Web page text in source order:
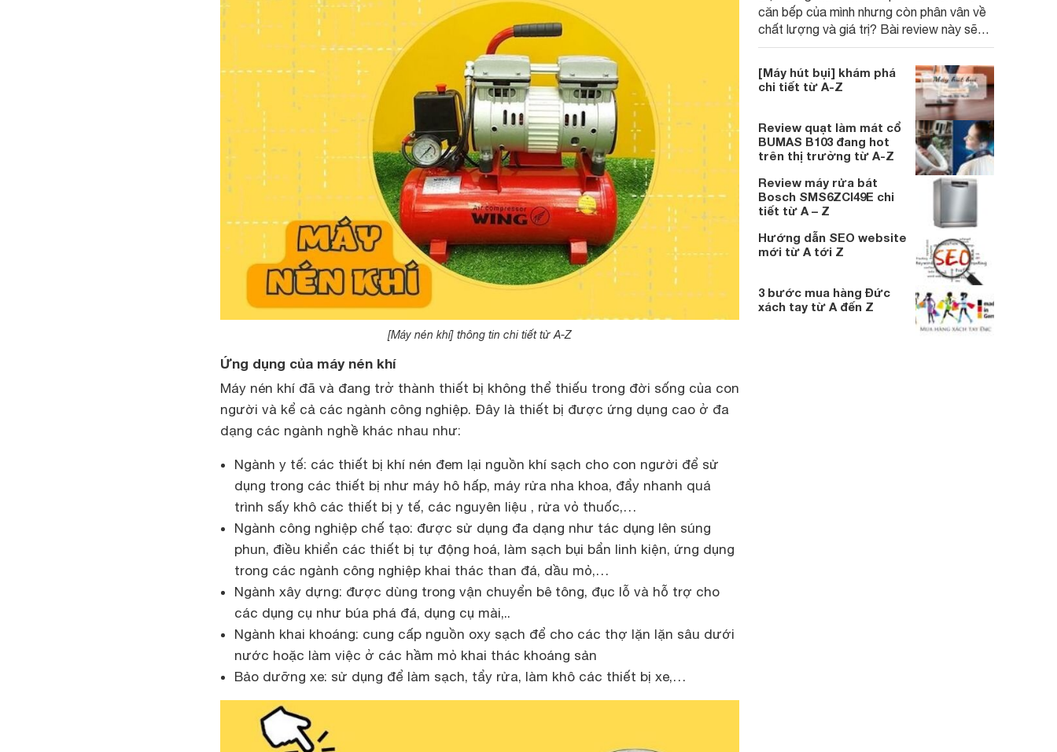
[Máy nén khí] thông tin chi tiết từ A-Z
Ứng dụng của máy nén khí
Máy nén khí đã và đang trở thành thiết bị không thể thiếu trong đời sống của con
người và kể cả các ngành công nghiệp. Đây là thiết bị được ứng dụng cao ở đa
dạng các ngành nghề khác nhau như:
Ngành y tế: các thiết bị khí nén đem lại nguồn khí sạch cho con người để sử
dụng trong các thiết bị như máy hô hấp, máy rửa nha khoa, đẩy nhanh quá
trình sấy khô các thiết bị y tế, các nguyên liệu , rửa vỏ thuốc,…
Ngành công nghiệp chế tạo: được sử dụng đa dạng như tác dụng lên súng
phun, điều khiển các thiết bị tự động hoá, làm sạch bụi bẩn linh kiện, ứng dụng
trong các ngành công nghiệp khai thác than đá, dầu mỏ,…
Ngành xây dựng: được dùng trong vận chuyển bê tông, đục lỗ và hỗ trợ cho
các dụng cụ như búa phá đá, dụng cụ mài,..
Ngành khai khoáng: cung cấp nguồn oxy sạch để cho các thợ lặn lặn sâu dưới
nước hoặc làm việc ở các hầm mỏ khai thác khoáng sản
Bảo dưỡng xe: sử dụng để làm sạch, tẩy rửa, làm khô các thiết bị xe,…
căn bếp của mình nhưng còn phân vân về
chất lượng và giá trị? Bài review này sẽ
giúp bạn giải đáp: bếp từ Bosch có tốt
không, có kén nồi không, sự khác nhau
giữa các dòng Series 4, 6, 8, và địa chỉ
mua hàng chính hãng, uy tín trên toàn
[Máy hút bụi] khám phá
chi tiết từ A-Z
Review quạt làm mát cổ
BUMAS B103 đang hot
trên thị trường từ A-Z
Review máy rửa bát
Bosch SMS6ZCI49E chi
tiết từ A – Z
Hướng dẫn SEO website
mới từ A tới Z
3 bước mua hàng Đức
xách tay từ A đến Z